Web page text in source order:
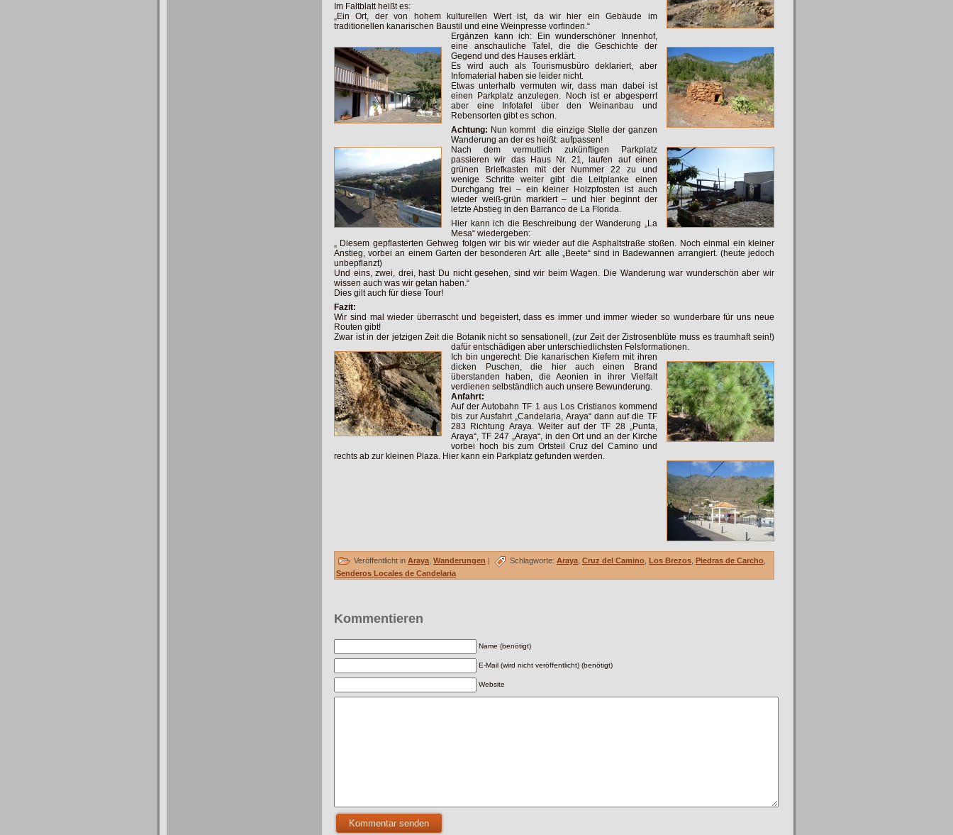
Im Faltblatt heißt es:
„Ein Ort, der von hohem kulturellen Wert ist, da wir hier ein Gebäude im
traditionellen kanarischen Baustil und eine Weinpresse vorfinden.“
Ergänzen kann ich: Ein wunderschöner Innenhof,
eine anschauliche Tafel, die die Geschichte der
Gegend und des Hauses erklärt.
Es wird auch als Tourismusbüro deklariert, aber
Infomaterial haben sie leider nicht.
Etwas unterhalb vermuten wir, dass man dabei ist
einen Parkplatz anzulegen. Noch ist er abgesperrt
aber eine Infotafel über den Weinanbau und
Rebensorten gibt es schon.
Achtung: Nun kommt die einzige Stelle der ganzen
Wanderung an der es heißt: aufpassen!
Nach dem vermutlich zukünftigen Parkplatz
passieren wir das Haus Nr. 21, laufen auf einen
grünen Briefkasten mit der Nummer 22 zu und
wenige Schritte weiter gibt die Leitplanke einen
Durchgang frei – ein kleiner Holzpfosten ist auch
wieder weiß-grün markiert – und hier beginnt der
letzte Abstieg in den Barranco de La Florida.
Hier kann ich die Beschreibung der Wanderung „La
Mesa“ wiedergeben:
„ Diesem gepflasterten Gehweg folgen wir bis wir wieder auf die Asphaltstraße stoßen. Noch einmal ein kleiner
Anstieg, vorbei an einem Garten der besonderen Art: alle „Beete“ sind in Badewannen arrangiert. (heute jedoch
unbepflanzt)
Und eins, zwei, drei, hast Du nicht gesehen, sind wir beim Wagen. Die Wanderung war wunderschön aber wir
wissen auch was wir getan haben.“
Dies gilt auch für diese Tour!
Fazit:
Wir sind mal wieder überrascht und begeistert, dass es immer und immer wieder so wunderbare für uns neue
Routen gibt!
Zwar ist in der jetzigen Zeit die Botanik nicht so sensationell, (zur Zeit der Zistrosenblüte muss estraumhaft sein!)
dafür entschädigen aber unterschiedlichsten Felsformationen.
Ich bin ungerecht: Die kanarischen Kiefern mit ihren
dicken Puschen, die hier auch einen Brand
überstanden haben, die Aeonien in ihrer Vielfalt
verdienen selbständlich auch unsere Bewunderung.
Anfahrt:
Auf der Autobahn TF 1 aus Los Cristianos kommend
bis zur Ausfahrt „Candelaria, Araya“ dann aufdie TF
283 Richtung Araya. Weiter auf der TF 28 „Punta,
Araya“, TF 247 „Araya“, in den Ort und an der Kirche
vorbei hoch bis zum Ortsteil Cruz del Camino und
rechts ab zur kleinen Plaza. Hier kann ein Parkplatz gefunden werden.
Veröffentlicht in Araya Wanderungen | Schlagworte: Araya Cruz del Camino Los Brezos Piedras de Carcho
Senderos Locales de Candelaria
Kommentieren
Name (benötigt)
E-Mail (wird nicht veröffentlicht) (benötigt)
Website